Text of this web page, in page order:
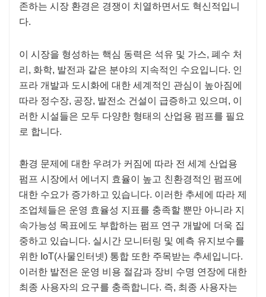
존하는 시장 환경은 경쟁이 치열하면서도 혁신적입니
다.
이 시장을 형성하는 핵심 동력은 석유 및 가스, 폐수 처
리, 화학, 발전과 같은 분야의 지속적인 수요입니다. 인
프라 개발과 도시화에 대한 세계적인 관심이 높아짐에
따라 정수장, 공장, 발전소 건설이 급증하고 있으며, 이
러한 시설들은 모두 다양한 형태의 산업용 펌프를 필요
로 합니다.
환경 문제에 대한 우려가 커짐에 따라 전 세계 산업용
펌프 시장에서 에너지 효율이 높고 친환경적인 펌프에
대한 수요가 증가하고 있습니다. 이러한 추세에 따라 제
조업체들은 운영 효율성 지표를 충족할 뿐만 아니라 지
속가능성 목표에도 부합하는 펌프 연구 개발에 더욱 집
중하고 있습니다. 실시간 모니터링 및 예측 유지보수를
위한 IoT(사물인터넷) 통합 또한 주목받는 추세입니다.
이러한 발전은 운영 비용 절감과 장비 수명 연장에 대한
최종 사용자의 요구를 충족합니다. 즉, 최종 사용자는